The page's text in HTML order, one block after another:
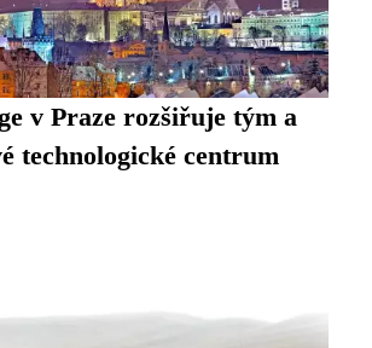
v Praze rozšiřuje tým a
technologické centrum